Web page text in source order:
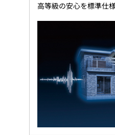
高等級の安心を標準仕